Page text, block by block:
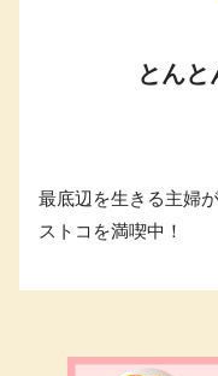
とんと
最底辺を生きる主婦
ストコを満喫中！